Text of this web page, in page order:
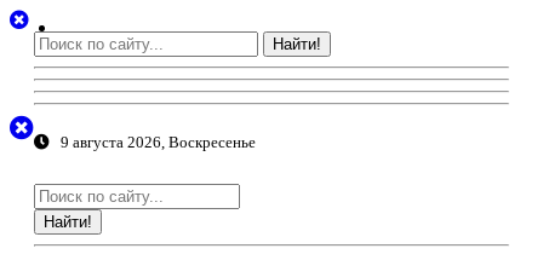
Найти!
9 августа 2026, Воскресенье
Найти!